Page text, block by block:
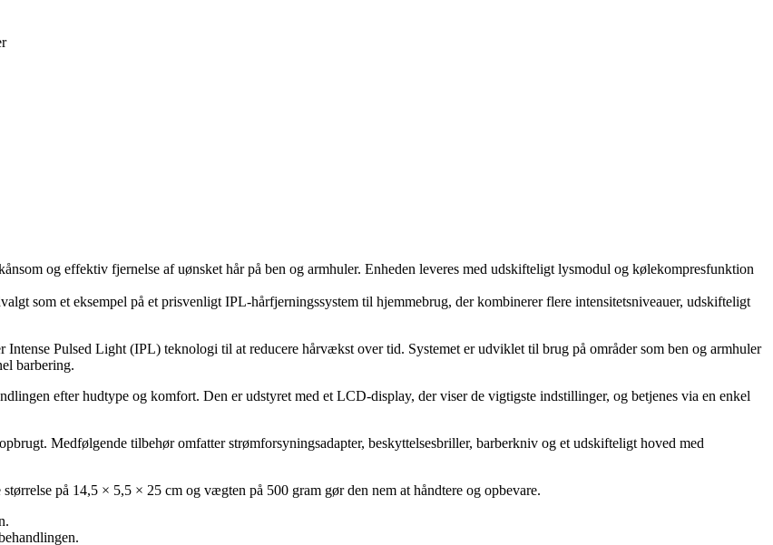
og effektiv fjernelse af uønsket hår på ben og armhuler. Enheden leveres med udskifteligt lysmodul og kølekompresfunktion
som et eksempel på et prisvenligt IPL-hårfjerningssystem til hjemmebrug, der kombinerer flere intensitetsniveauer, udskifteligt
Pulsed Light (IPL) teknologi til at reducere hårvækst over tid. Systemet er udviklet til brug på områder som ben og armhuler
barbering.
efter hudtype og komfort. Den er udstyret med et LCD-display, der viser de vigtigste indstillinger, og betjenes via en enkel
Medfølgende tilbehør omfatter strømforsyningsadapter, beskyttelsesbriller, barberkniv og et udskifteligt hoved med
på 14,5 × 5,5 × 25 cm og vægten på 500 gram gør den nem at håndtere og opbevare.